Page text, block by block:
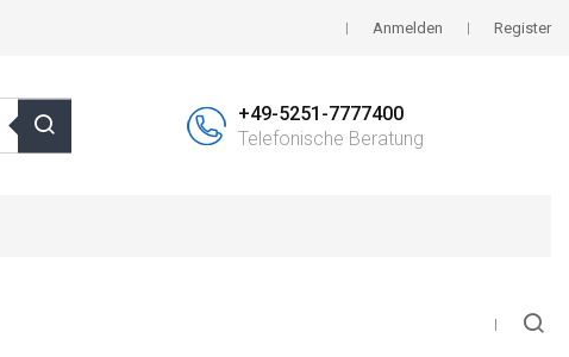
Anmelden Register
+49-5251-7777400
Telefonische Beratung